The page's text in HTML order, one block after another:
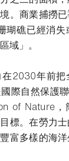
。商業捕撈
礁已經消失
域」。
在2030年前
際自然保護
of Nature
標。在勞力
富多樣的海